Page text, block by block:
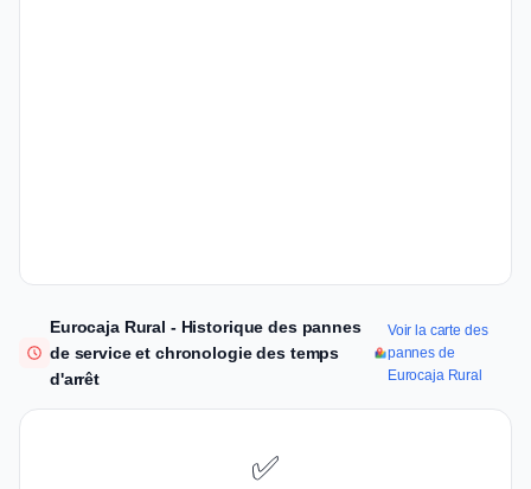
Eurocaja Rural - Historique des pannes
de service et chronologie des temps
d'arrêt
Voir la carte des
pannes de
Eurocaja Rural
✅